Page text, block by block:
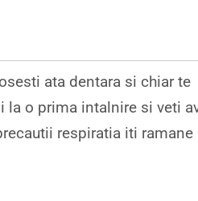
ata dentara si chiar te
la o prima intalnire si veti
respiratia iti ramane